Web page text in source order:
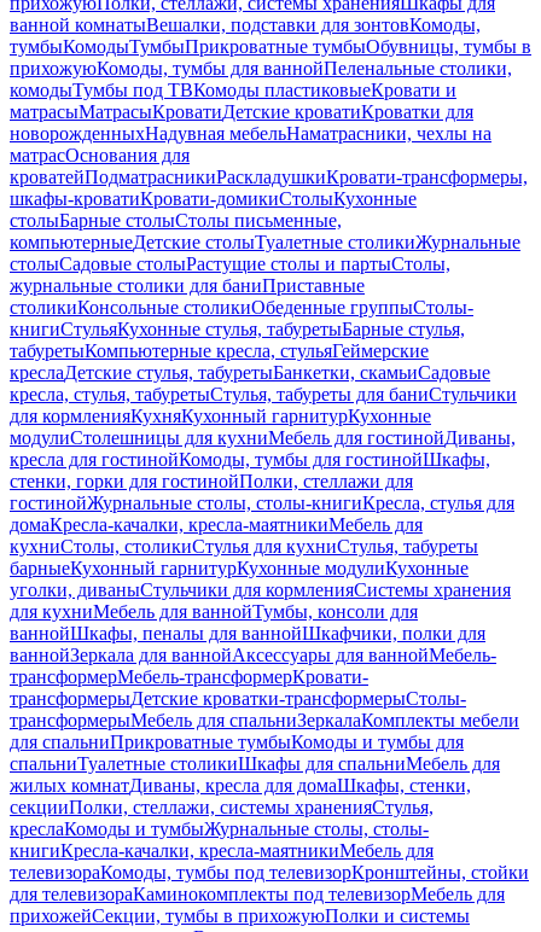
ванной комнатыВешалки, подставки для зонтовКомоды,
тумбыКомодыТумбыПрикроватные тумбыОбувницы, тумбы в
прихожуюКомоды, тумбы для ваннойПеленальные столики,
комодыТумбы под ТВКомоды пластиковыеКровати и
матрасыМатрасыКроватиДетские кроватиКроватки для
новорожденныхНадувная мебельНаматрасники, чехлы на
матрасОснования для
кроватейПодматрасникиРаскладушкиКровати-трансформеры,
шкафы-кроватиКровати-домикиСтолыКухонные
столыБарные столыСтолы письменные,
компьютерныеДетские столыТуалетные столикиЖурнальные
столыСадовые столыРастущие столы и партыСтолы,
журнальные столики для баниПриставные
столикиКонсольные столикиОбеденные группыСтолы-
книгиСтульяКухонные стулья, табуретыБарные стулья,
табуретыКомпьютерные кресла, стульяГеймерские
креслаДетские стулья, табуретыБанкетки, скамьиСадовые
кресла, стулья, табуретыСтулья, табуреты для баниСтульчики
для кормленияКухняКухонный гарнитурКухонные
модулиСтолешницы для кухниМебель для гостинойДиваны,
кресла для гостинойКомоды, тумбы для гостинойШкафы,
стенки, горки для гостинойПолки, стеллажи для
гостинойЖурнальные столы, столы-книгиКресла, стулья для
домаКресла-качалки, кресла-маятникиМебель для
кухниСтолы, столикиСтулья для кухниСтулья, табуреты
барныеКухонный гарнитурКухонные модулиКухонные
уголки, диваныСтульчики для кормленияСистемы хранения
для кухниМебель для ваннойТумбы, консоли для
ваннойШкафы, пеналы для ваннойШкафчики, полки для
ваннойЗеркала для ваннойАксессуары для ваннойМебель-
трансформерМебель-трансформерКровати-
трансформерыДетские кроватки-трансформерыСтолы-
трансформерыМебель для спальниЗеркалаКомплекты мебели
для спальниПрикроватные тумбыКомоды и тумбы для
спальниТуалетные столикиШкафы для спальниМебель для
жилых комнатДиваны, кресла для домаШкафы, стенки,
секцииПолки, стеллажи, системы храненияСтулья,
креслаКомоды и тумбыЖурнальные столы, столы-
книгиКресла-качалки, кресла-маятникиМебель для
телевизораКомоды, тумбы под телевизорКронштейны, стойки
для телевизораКаминокомплекты под телевизорМебель для
прихожейСекции, тумбы в прихожуюПолки и системы